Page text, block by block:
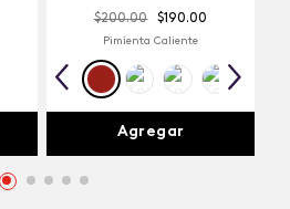
$200.00 $190.00
Pimienta Caliente
Agregar